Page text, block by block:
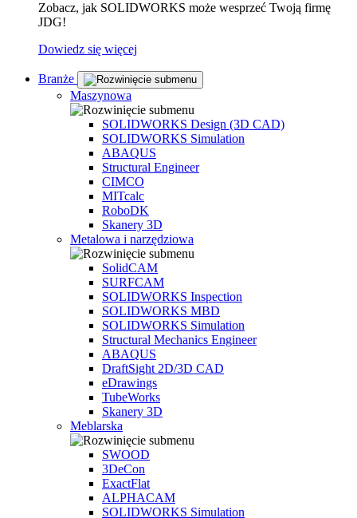
Zobacz, jak SOLIDWORKS może wesprzeć Twoją firmę
JDG!
Dowiedz się więcej
Branże
Maszynowa
SOLIDWORKS Design (3D CAD)
SOLIDWORKS Simulation
ABAQUS
Structural Engineer
CIMCO
MITcalc
RoboDK
Skanery 3D
Metalowa i narzędziowa
SolidCAM
SURFCAM
SOLIDWORKS Inspection
SOLIDWORKS MBD
SOLIDWORKS Simulation
Structural Mechanics Engineer
ABAQUS
DraftSight 2D/3D CAD
eDrawings
TubeWorks
Skanery 3D
Meblarska
SWOOD
3DeCon
ExactFlat
ALPHACAM
SOLIDWORKS Simulation